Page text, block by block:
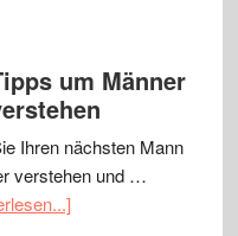
um Männer
Ihren nächsten Mann
verstehen und …